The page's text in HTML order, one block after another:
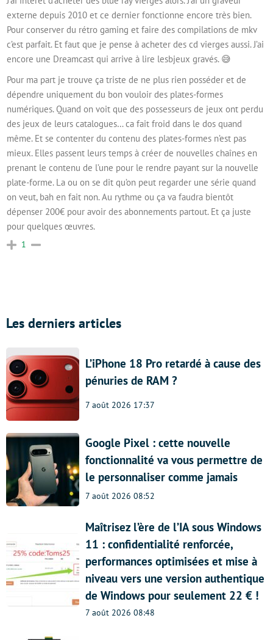
externe depuis 2010 et ce dernier fonctionne encore très bien.
Pour conserver du rétro gaming et faire des compilations de mkv
c’est parfait. Et faut que je pense à acheter des cd vierges aussi. J’ai
encore une Dreamcast qui arrive à lire lesbjeux gravés. 😅
Pour ma part je trouve ça triste de ne plus rien posséder et de
dépendre uniquement du bon vouloir des plates-formes
numériques. Quand on voit que des possesseurs de jeux ont perdu
des jeux de leurs catalogues… ca fait froid dans le dos quand
même. Et se contenter du contenu des plates-formes n’est pas
mieux. Elles passent leurs temps à créer de nouvelles chaînes en
prenant le contenu de l’une pour le rendre payant sur la nouvelle
plate-forme. La ou on se dit qu’on peut regarder une série quand
on veut, bah en fait non. Au rythme ou ça va faudra bientôt
dépenser 200€ pour avoir des abonnements partout. Et ça juste
pour quelques œuvres.
1
Les derniers articles
L’iPhone 18 Pro retardé à cause des
pénuries de RAM ?
7 août 2026 17:37
Google Pixel : cette nouvelle
fonctionnalité va vous permettre de
le personnaliser comme jamais
7 août 2026 08:52
Maîtrisez l’ère de l’IA sous Windows
11 : confidentialité renforcée,
performances optimisées et mise à
niveau vers une version authentique
de Windows pour seulement 22 € !
7 août 2026 08:48